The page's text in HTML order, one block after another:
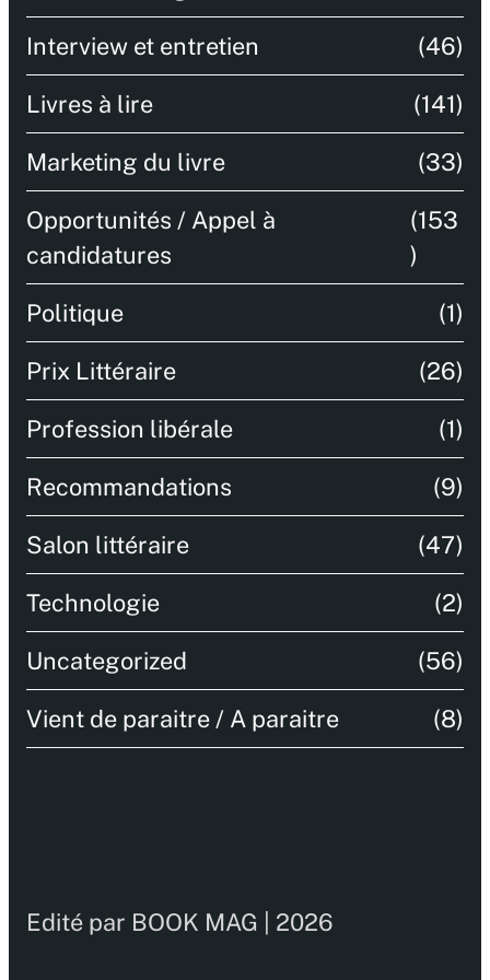
Interview et entretien (46)
Livres à lire (141)
Marketing du livre (33)
Opportunités / Appel à
candidatures
(153
)
Politique (1)
Prix Littéraire (26)
Profession libérale (1)
Recommandations (9)
Salon littéraire (47)
Technologie (2)
Uncategorized (56)
Vient de paraitre / A paraitre (8)
Edité par BOOK MAG | 2026